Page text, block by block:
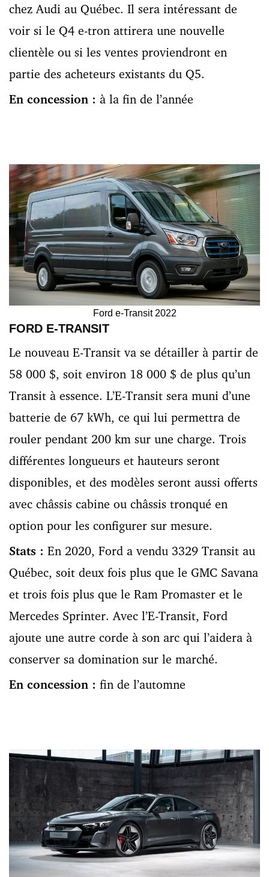
chez Audi au Québec. Il sera intéressant de
voir si le Q4 e-tron attirera une nouvelle
clientèle ou si les ventes proviendront en
partie des acheteurs existants du Q5.
En concession : à la fin de l’année
Ford e-Transit 2022
FORD E-TRANSIT
Le nouveau E-Transit va se détailler à partir de
58 000 $, soit environ 18 000 $ de plus qu’un
Transit à essence. L’E-Transit sera muni d’une
batterie de 67 kWh, ce qui lui permettra de
rouler pendant 200 km sur une charge. Trois
différentes longueurs et hauteurs seront
disponibles, et des modèles seront aussi offerts
avec châssis cabine ou châssis tronqué en
option pour les configurer sur mesure.
Stats : En 2020, Ford a vendu 3329 Transit au
Québec, soit deux fois plus que le GMC Savana
et trois fois plus que le Ram Promaster et le
Mercedes Sprinter. Avec l’E-Transit, Ford
ajoute une autre corde à son arc qui l’aidera à
conserver sa domination sur le marché.
En concession : fin de l’automne